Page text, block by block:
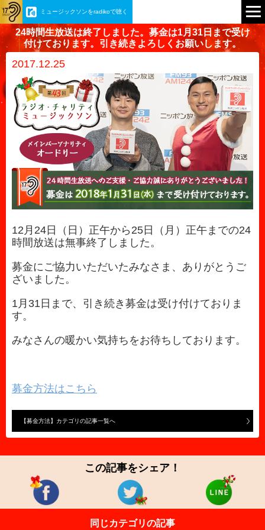
ミュージックソンをradikoで聴く
24時間生放送は終了しました。募金は1月31日まで受け
付けております。引き続きよろしくお願いします。
2017.12.25
12月24日（日）正午から25日（月）正午までの24
時間放送は無事終了しました。
募金にご協力いただいたみなさま、ありがとうご
ざいました。
1月31日まで、引き続き募金は受け付けておりま
す。
みなさんの暖かい気持ちをお待ちしております。
募金方法はこちら
【募金方法】カテゴリの記事一覧へ
この記事をシェア！
同じカテゴリの記事